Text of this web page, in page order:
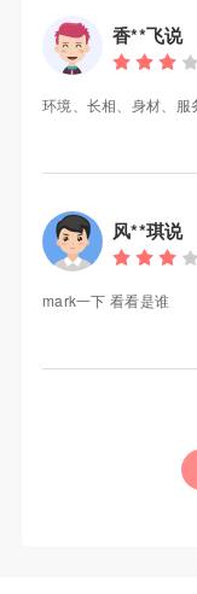
香**飞说
环境、长相、身材、服
风**琪说
mark一下 看看是谁